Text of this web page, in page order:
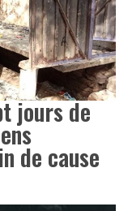
jours de
de cause